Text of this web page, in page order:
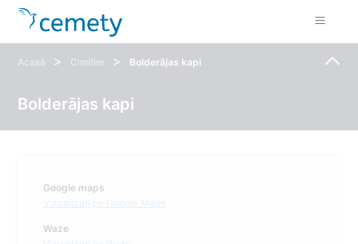
Acasă > Cimitire > Bolderājas kapi
Bolderājas kapi
Google maps
Vizualizați pe Google Maps
Waze